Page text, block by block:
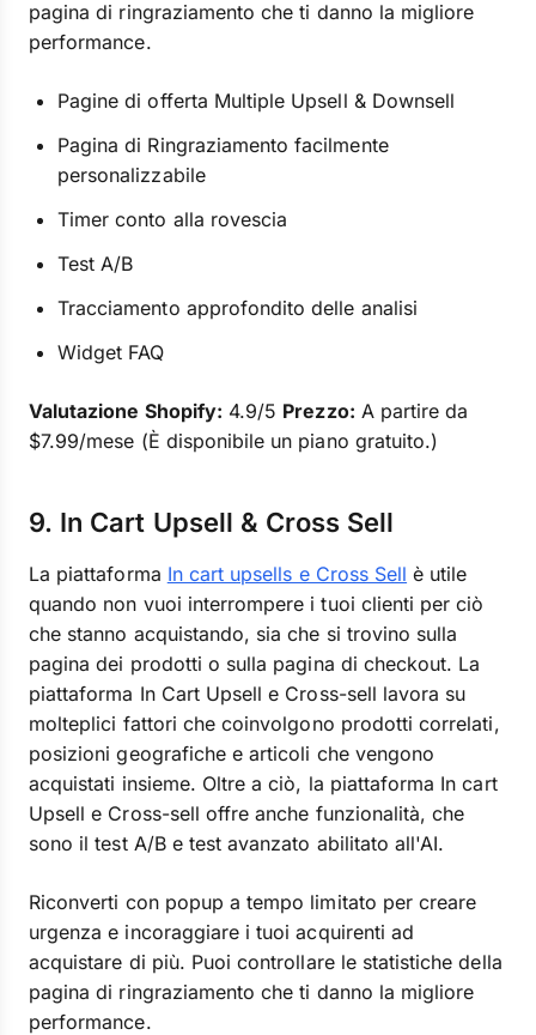
pagina di ringraziamento che ti danno la migliore
performance.
Pagine di offerta Multiple Upsell & Downsell
Pagina di Ringraziamento facilmente
personalizzabile
Timer conto alla rovescia
Test A/B
Tracciamento approfondito delle analisi
Widget FAQ
Valutazione Shopify: 4.9/5 Prezzo: A partire da
$7.99/mese (È disponibile un piano gratuito.)
9. In Cart Upsell & Cross Sell
La piattaforma In cart upsells e Cross Sell è utile
quando non vuoi interrompere i tuoi clienti per ciò
che stanno acquistando, sia che si trovino sulla
pagina dei prodotti o sulla pagina di checkout. La
piattaforma In Cart Upsell e Cross-sell lavora su
molteplici fattori che coinvolgono prodotti correlati,
posizioni geografiche e articoli che vengono
acquistati insieme. Oltre a ciò, la piattaforma In cart
Upsell e Cross-sell offre anche funzionalità, che
sono il test A/B e test avanzato abilitato all'AI.
Riconverti con popup a tempo limitato per creare
urgenza e incoraggiare i tuoi acquirenti ad
acquistare di più. Puoi controllare le statistiche della
pagina di ringraziamento che ti danno la migliore
performance.